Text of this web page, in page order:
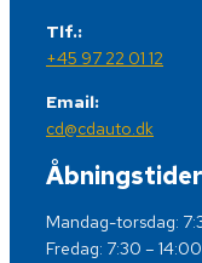
Tlf.:
+45 97 22 01 12
Email:
cd@cdauto.dk
Åbningstider
Mandag-torsdag:
Fredag: 7:30 – 14:00